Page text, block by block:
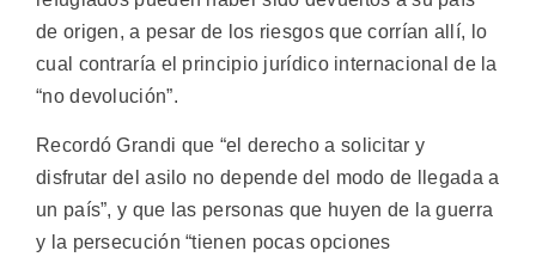
de origen, a pesar de los riesgos que corrían allí, lo
cual contraría el principio jurídico internacional de la
“no devolución”.
Recordó Grandi que “el derecho a solicitar y
disfrutar del asilo no depende del modo de llegada a
un país”, y que las personas que huyen de la guerra
y la persecución “tienen pocas opciones